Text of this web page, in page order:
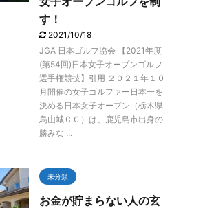
す！
2021/10/18
JGA 日本ゴルフ協会 【2021年度
(第54回)日本女子オープンゴルフ
選手権競技】引用 ２０２１年１０
月開催の女子ゴルファー日本一を
決める日本女子オープン（栃木県
烏山城ＣＣ）は、鹿児島市出身の
勝みな ...
未分類
お金が貯まらない人の玄